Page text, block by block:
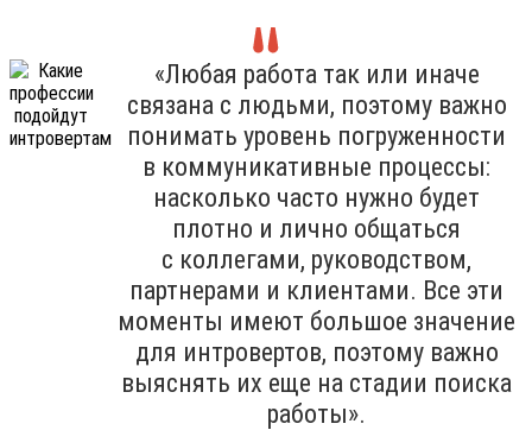
«Любая работа так или иначе
связана с людьми, поэтому важно
понимать уровень погруженности
в коммуникативные процессы:
насколько часто нужно будет
плотно и лично общаться
с коллегами, руководством,
партнерами и клиентами. Все эти
моменты имеют большое значение
для интровертов, поэтому важно
выяснять их еще на стадии поиска
работы».